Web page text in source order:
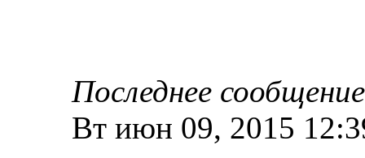
Последнее
Вт июн 09, 2015